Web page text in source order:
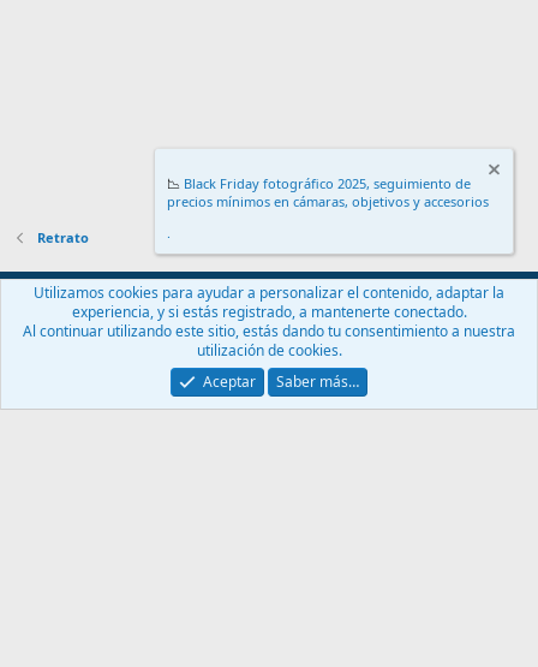
Retrato
Español (ES)
Contáctanos
Términos y reglas Política de privacidad
Ayuda
Community platform by XenForo® © 2010-2024 XenForo Ltd.
📉 Black Friday fotográfico 2025, seguimiento de
precios mínimos en cámaras, objetivos y accesorios
.
Utilizamos cookies para ayudar a personalizar el contenido, adaptar la
experiencia, y si estás registrado, a mantenerte conectado.
Al continuar utilizando este sitio, estás dando tu consentimiento a nuestra
utilización de cookies.
Aceptar
Saber más…